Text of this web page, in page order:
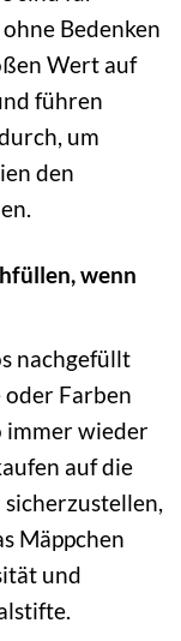
Bedenken
Wert auf
führen
um
den
wenn
nachgefüllt
Farben
immer wieder
auf die
Mäppchen
und